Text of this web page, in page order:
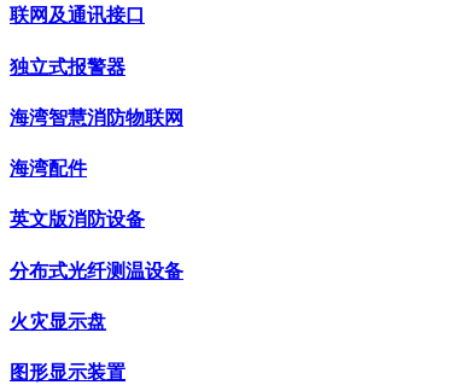
联网及通讯接口
独立式报警器
海湾智慧消防物联网
海湾配件
英文版消防设备
分布式光纤测温设备
火灾显示盘
图形显示装置